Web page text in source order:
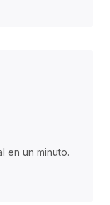
en un minuto.